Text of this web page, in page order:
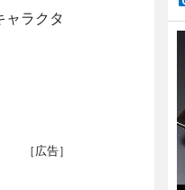
ラクタ
［広告］